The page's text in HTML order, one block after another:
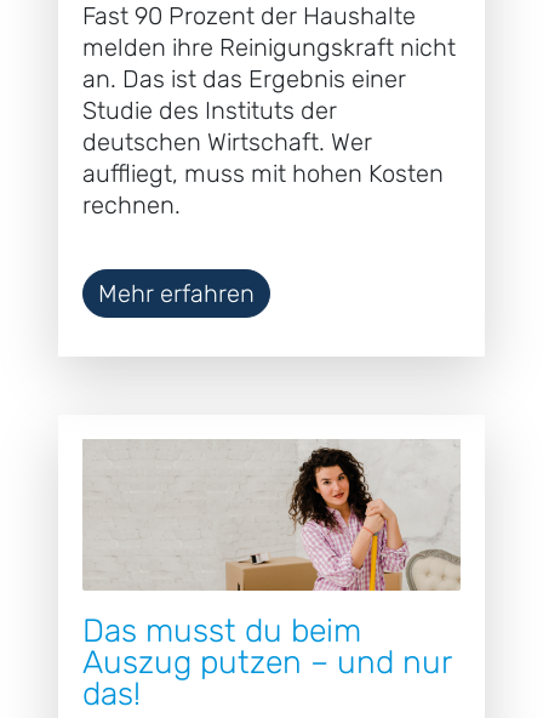
Fast 90 Prozent der Haushalte
melden ihre Reinigungskraft nicht
an. Das ist das Ergebnis einer
Studie des Instituts der
deutschen Wirtschaft. Wer
auffliegt, muss mit hohen Kosten
rechnen.
Mehr erfahren
Das musst du beim
Auszug putzen – und nur
das!